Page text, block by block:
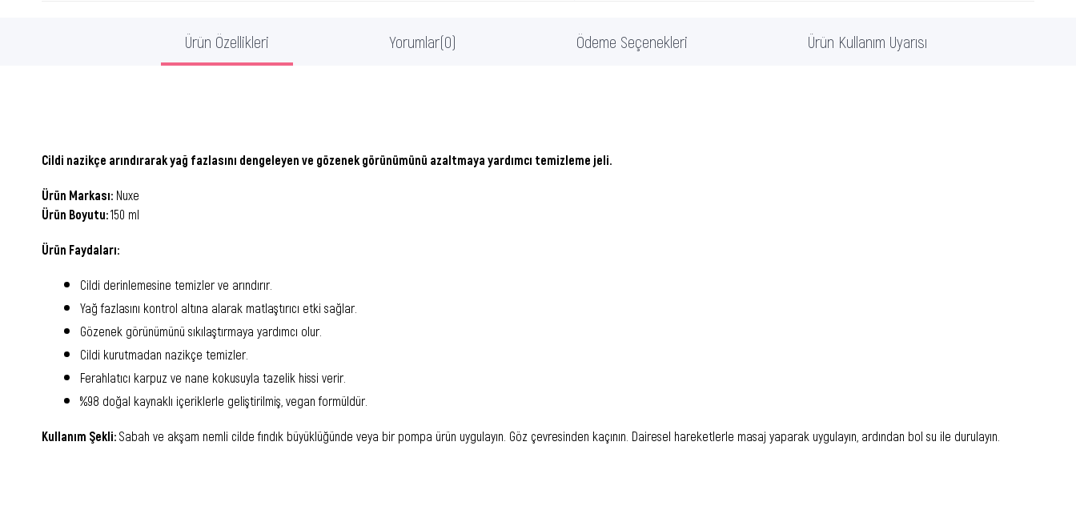
Ürün Özellikleri Yorumlar(0) Ödeme Seçenekleri Ürün Kullanım Uyarısı
Cildi nazikçe arındırarak yağ fazlasını dengeleyen ve gözenek görünümünü azaltmaya yardımcı temizleme jeli.
Ürün Markası: Nuxe
Ürün Boyutu:150 ml
Ürün Faydaları:
Cildi derinlemesine temizler ve arındırır.
Yağ fazlasını kontrol altına alarak matlaştırıcı etki sağlar.
Gözenek görünümünü sıkılaştırmaya yardımcı olur.
Cildi kurutmadan nazikçe temizler.
Ferahlatıcı karpuz ve nane kokusuyla tazelik hissi verir.
%98 doğal kaynaklı içeriklerle geliştirilmiş, vegan formüldür.
Kullanım Şekli: Sabah ve akşam nemli cilde fındık büyüklüğünde veya bir pompa ürün uygulayın. Göz çevresinden kaçının. Dairesel hareketlerle masaj yaparak uygulayın, ardından bol su ile durulayın.